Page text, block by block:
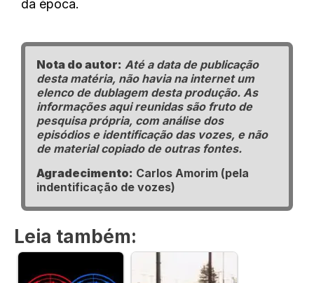
da época.
Nota do autor: Até a data de publicação
desta matéria, não havia na internet um
elenco de dublagem desta produção. As
informações aqui reunidas são fruto de
pesquisa própria, com análise dos
episódios e identificação das vozes, e não
de material copiado de outras fontes.
Agradecimento: Carlos Amorim (pela
indentificação de vozes)
Leia também: